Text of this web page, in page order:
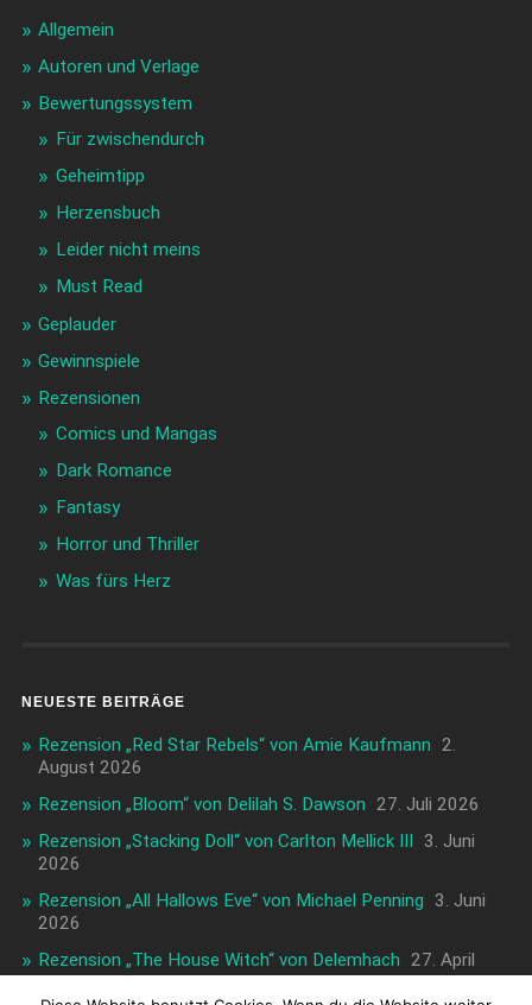
Allgemein
Autoren und Verlage
Bewertungssystem
Für zwischendurch
Geheimtipp
Herzensbuch
Leider nicht meins
Must Read
Geplauder
Gewinnspiele
Rezensionen
Comics und Mangas
Dark Romance
Fantasy
Horror und Thriller
Was fürs Herz
NEUESTE BEITRÄGE
Rezension „Red Star Rebels“ von Amie Kaufmann 2.
August 2026
Rezension „Bloom“ von Delilah S. Dawson 27. Juli 2026
Rezension „Stacking Doll“ von Carlton Mellick III
3. Juni
2026
Rezension „All Hallows Eve“ von Michael Penning
3. Juni
2026
Rezension „The House Witch“ von Delemhach 27. April
2026